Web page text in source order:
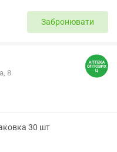
Забронювати
8
30 шт